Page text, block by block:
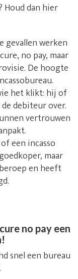
Houd dan hier
gevallen werken
no pay, maar
De hoogte
het klikt: hij of
debiteur over.
vertrouwen
een incasso
maar
en heeft
no pay een
snel een bureau